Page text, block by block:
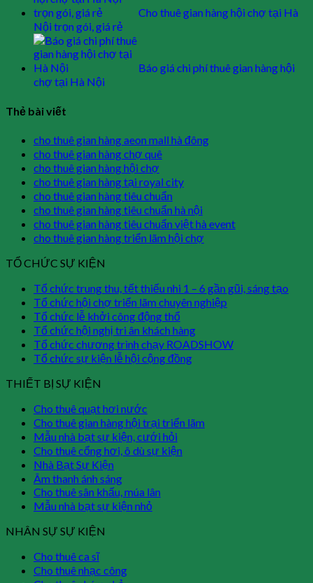
Cho thuê gian hàng hội chợ tại Hà
Nội trọn gói, giá rẻ
Báo giá chi phí thuê gian hàng hội
chợ tại Hà Nội
Thẻ bài viết
cho thuê gian hàng aeon mall hà đông
cho thuê gian hàng chợ quê
cho thuê gian hàng hội chợ
cho thuê gian hàng tại royal city
cho thuê gian hàng tiêu chuẩn
cho thuê gian hàng tiêu chuẩn hà nội
cho thuê gian hàng tiêu chuẩn việt hà event
cho thuê gian hàng triển lãm hội chợ
TỔ CHỨC SỰ KIỆN
Tổ chức trung thu, tết thiếu nhi 1 – 6 gần gũi, sáng tạo
Tổ chức hội chợ triển lãm chuyên nghiệp
Tổ chức lễ khởi công động thổ
Tổ chức hội nghị tri ân khách hàng
Tổ chức chương trình chạy ROADSHOW
Tổ chức sự kiện lễ hội cộng đồng
THIẾT BỊ SỰ KIỆN
Cho thuê quạt hơi nước
Cho thuê gian hàng hội trại triển lãm
Mẫu nhà bạt sự kiện, cưới hỏi
Cho thuê cổng hơi, ô dù sự kiện
Nhà Bạt Sự Kiện
Âm thanh ánh sáng
Cho thuê sân khấu, múa lân
Mẫu nhà bạt sự kiện nhỏ
NHÂN SỰ SỰ KIỆN
Cho thuê ca sĩ
Cho thuê nhạc công